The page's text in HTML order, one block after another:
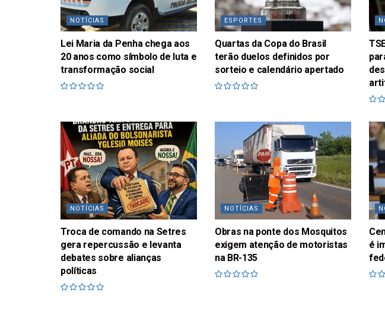
NOTÍCIAS
Lei Maria da Penha chega aos
20 anos como símbolo de luta e
transformação social
ESPORTES
Quartas da Copa do Brasil
terão duelos definidos por
sorteio e calendário apertado
NOTÍCIAS
Troca de comando na Setres
gera repercussão e levanta
debates sobre alianças
políticas
NOTÍCIAS
Obras na ponte dos Mosquitos
exigem atenção de motoristas
na BR-135
é